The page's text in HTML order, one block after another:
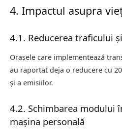
4. Impactul asupra
4.1. Reducerea traficului
Orașele care implementează
au raportat deja o reducere cu
și a emisiilor.
4.2. Schimbarea modului
mașina personală